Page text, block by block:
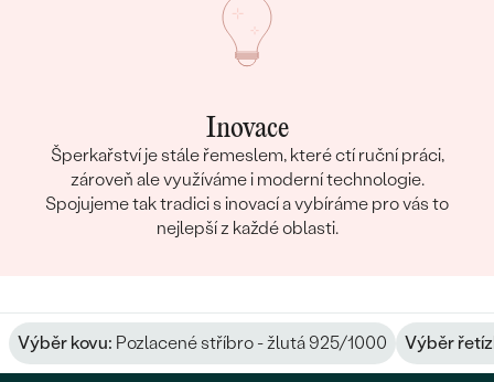
Inovace
Šperkařství je stále řemeslem, které ctí ruční práci,
zároveň ale využíváme i moderní technologie.
Spojujeme tak tradici s inovací a vybíráme pro vás to
nejlepší z každé oblasti.
Výběr kovu: Pozlacené stříbro - žlutá 925/1000 Výběr